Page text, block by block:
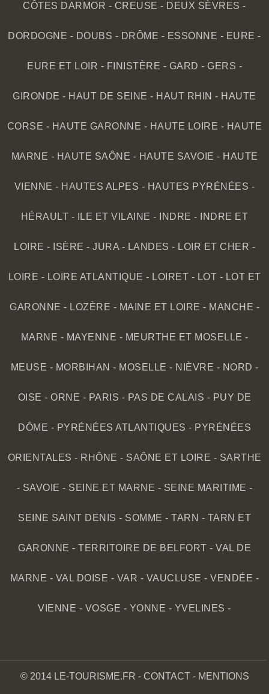
CÔTES DARMOR - CREUSE - DEUX SÈVRES -
DORDOGNE - DOUBS - DRÔME - ESSONNE - EURE -
EURE ET LOIR - FINISTÈRE - GARD - GERS -
GIRONDE - HAUT DE SEINE - HAUT RHIN - HAUTE
CORSE - HAUTE GARONNE - HAUTE LOIRE - HAUTE
MARNE - HAUTE SAÔNE - HAUTE SAVOIE - HAUTE
VIENNE - HAUTES ALPES - HAUTES PYRÉNÉES -
HÉRAULT - ILE ET VILAINE - INDRE - INDRE ET
LOIRE - ISÈRE - JURA - LANDES - LOIR ET CHER -
LOIRE - LOIRE ATLANTIQUE - LOIRET - LOT - LOT ET
GARONNE - LOZÈRE - MAINE ET LOIRE - MANCHE -
MARNE - MAYENNE - MEURTHE ET MOSELLE -
MEUSE - MORBIHAN - MOSELLE - NIÈVRE - NORD -
OISE - ORNE - PARIS - PAS DE CALAIS - PUY DE
DÔME - PYRÉNÉES ATLANTIQUES - PYRÉNÉES
ORIENTALES - RHÔNE - SAÔNE ET LOIRE - SARTHE
- SAVOIE - SEINE ET MARNE - SEINE MARITIME -
SEINE SAINT DENIS - SOMME - TARN - TARN ET
GARONNE - TERRITOIRE DE BELFORT - VAL DE
MARNE - VAL DOISE - VAR - VAUCLUSE -VENDÉE -
VIENNE - VOSGE - YONNE - YVELINES -
© 2014 LE-TOURISME.FR - CONTACT- MENTIONS